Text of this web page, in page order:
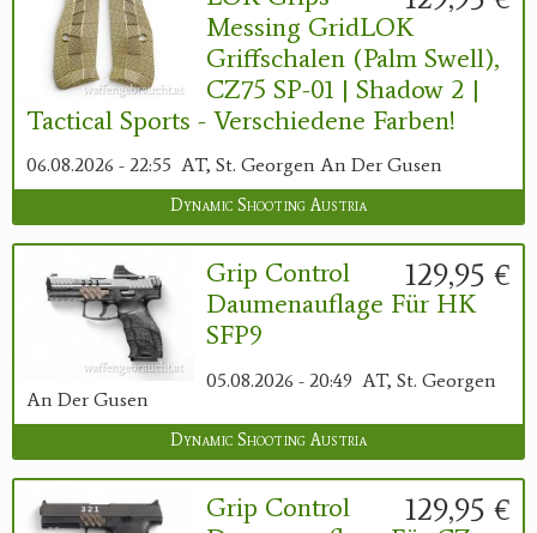
Messing GridLOK
Griffschalen (Palm Swell),
CZ75 SP-01 | Shadow 2 |
Tactical Sports - Verschiedene Farben!
06.08.2026 - 22:55 AT, St. Georgen An Der Gusen
Dynamic Shooting Austria
129,95 €
Grip Control
Daumenauflage Für HK
SFP9
05.08.2026 - 20:49 AT, St. Georgen
An Der Gusen
Dynamic Shooting Austria
129,95 €
Grip Control